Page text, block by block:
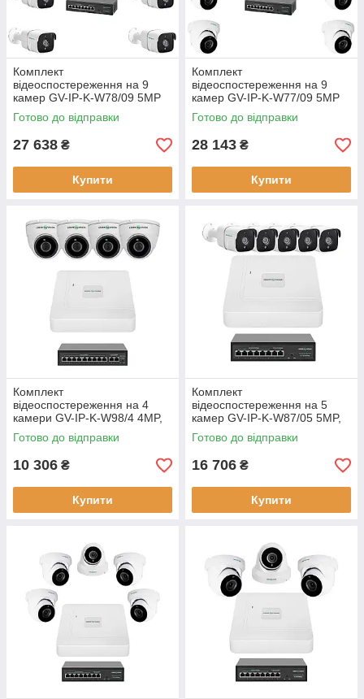
Комплект
відеоспостереження на 9
камер GV-IP-K-W78/09 5MP
IP камери 5MP
Готово до відправки
27 638 ₴
Купити
Комплект
відеоспостереження на 9
камер GV-IP-K-W77/09 5MP
антивандальний корпус
зовнішнє застосування
Готово до відправки
28 143 ₴
Купити
Комплект
відеоспостереження на 4
камери GV-IP-K-W98/4 4MP,
NVR, IP
Готово до відправки
10 306 ₴
Купити
Комплект
відеоспостереження на 5
камер GV-IP-K-W87/05 5MP,
12 міс. гарантії
Готово до відправки
16 706 ₴
Купити